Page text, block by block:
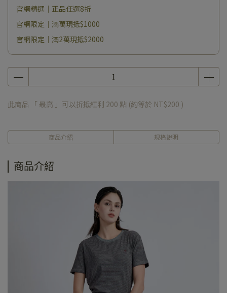
官網精選｜正品任選8折
官網限定｜滿萬現抵$1000
官網限定｜滿2萬現抵$2000
此商品 「 最高 」可以折抵紅利 200 點 (約等於 NT$200 )
商品介紹 規格說明
商品介紹